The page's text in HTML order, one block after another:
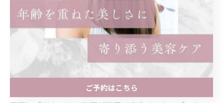
昭和区八事日赤周辺の美容院では、カウンセリングを重
視し、お客様一人ひとりの希望や不安をしっかり受け止
める姿勢が評価されています。外国語での対応が難しい
場合でも、写真やイラストを使ってイメージを共有する
など、工夫を凝らしている店舗が多いです。
ご予約はこちら